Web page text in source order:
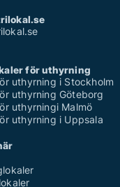
för uthyrning
uthyrning i Stockholm
uthyrning Göteborg
uthyrningi Malmö
uthyrning i Uppsala